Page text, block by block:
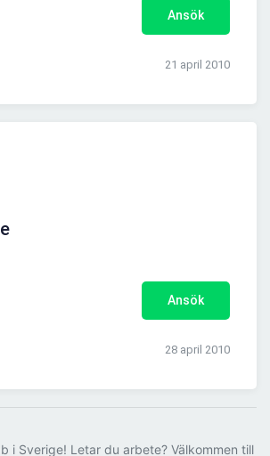
Ansök
21 april 2010
Ansök
28 april 2010
i Sverige! Letar du arbete? Välkommen till